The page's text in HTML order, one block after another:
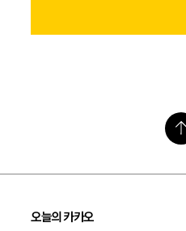
오늘의 카카오